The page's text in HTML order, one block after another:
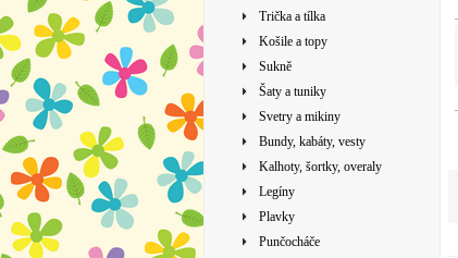
Trička a tílka
Košile a topy
Sukně
Šaty a tuniky
Svetry a mikiny
Bundy, kabáty, vesty
Kalhoty, šortky, overaly
Legíny
Plavky
Punčocháče